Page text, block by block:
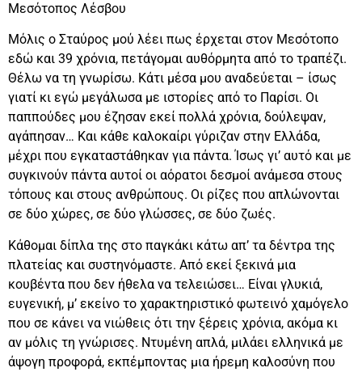
Μεσότοπος Λέσβου
Μόλις ο Σταύρος μού λέει πως έρχεται στον Μεσότοπο
εδώ και 39 χρόνια, πετάγομαι αυθόρμητα από το τραπέζι.
Θέλω να τη γνωρίσω. Κάτι μέσα μου αναδεύεται – ίσως
γιατί κι εγώ μεγάλωσα με ιστορίες από το Παρίσι. Οι
παππούδες μου έζησαν εκεί πολλά χρόνια, δούλεψαν,
αγάπησαν… Και κάθε καλοκαίρι γύριζαν στην Ελλάδα,
μέχρι που εγκαταστάθηκαν για πάντα. Ίσως γι’ αυτό και με
συγκινούν πάντα αυτοί οι αόρατοι δεσμοί ανάμεσα στους
τόπους και στους ανθρώπους. Οι ρίζες που απλώνονται
σε δύο χώρες, σε δύο γλώσσες, σε δύο ζωές.
Κάθομαι δίπλα της στο παγκάκι κάτω απ’ τα δέντρα της
πλατείας και συστηνόμαστε. Από εκεί ξεκινά μια
κουβέντα που δεν ήθελα να τελειώσει… Είναι γλυκιά,
ευγενική, μ’ εκείνο το χαρακτηριστικό φωτεινό χαμόγελο
που σε κάνει να νιώθεις ότι την ξέρεις χρόνια, ακόμα κι
αν μόλις τη γνώρισες. Ντυμένη απλά, μιλάει ελληνικά με
άψογη προφορά, εκπέμποντας μια ήρεμη καλοσύνη που